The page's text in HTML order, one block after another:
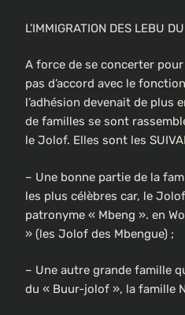
L’IMMIGRATION DES LEBU
A force de se concerter
pas d’accord avec le
l’adhésion devenait de plus
de familles se sont
le Jolof. Elles sont les
– Une bonne partie de la
les plus célèbres car, le
patronyme « Mbeng ». en
» (les Jolof des Mbengue) ;
– Une autre grande famille
du « Buur-jolof », la famille